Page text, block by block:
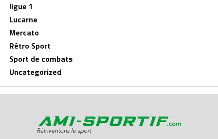
ligue 1
Lucarne
Mercato
Rétro Sport
Sport de combats
Uncategorized